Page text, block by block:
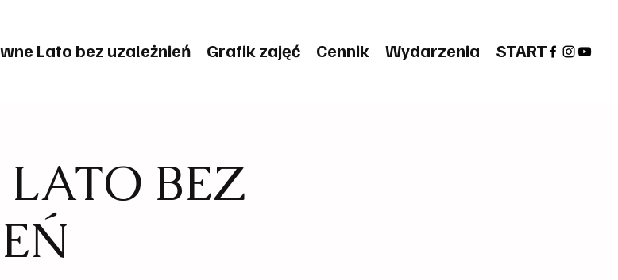
Lato bez uzależnień Grafik zajęć Cennik Wydarzenia START
BEZ